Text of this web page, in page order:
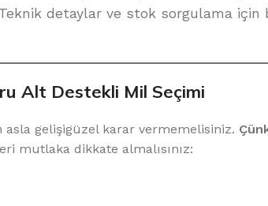
detaylar ve stok sorgulama için
Alt Destekli Mil Seçimi
asla gelişigüzel karar vermemelisiniz.
mutlaka dikkate almalısınız: